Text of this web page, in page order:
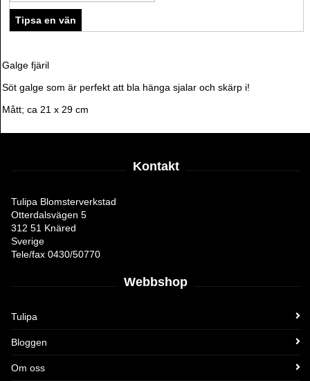
Galge fjäril
Söt galge som är perfekt att bla hänga sjalar och skärp i!
Mått; ca 21 x 29 cm
Kontakt
Tulipa Blomsterverkstad
Otterdalsvägen 5
312 51 Knäred
Sverige
Tele/fax 0430/50770
Webbshop
Tulipa
Bloggen
Om oss